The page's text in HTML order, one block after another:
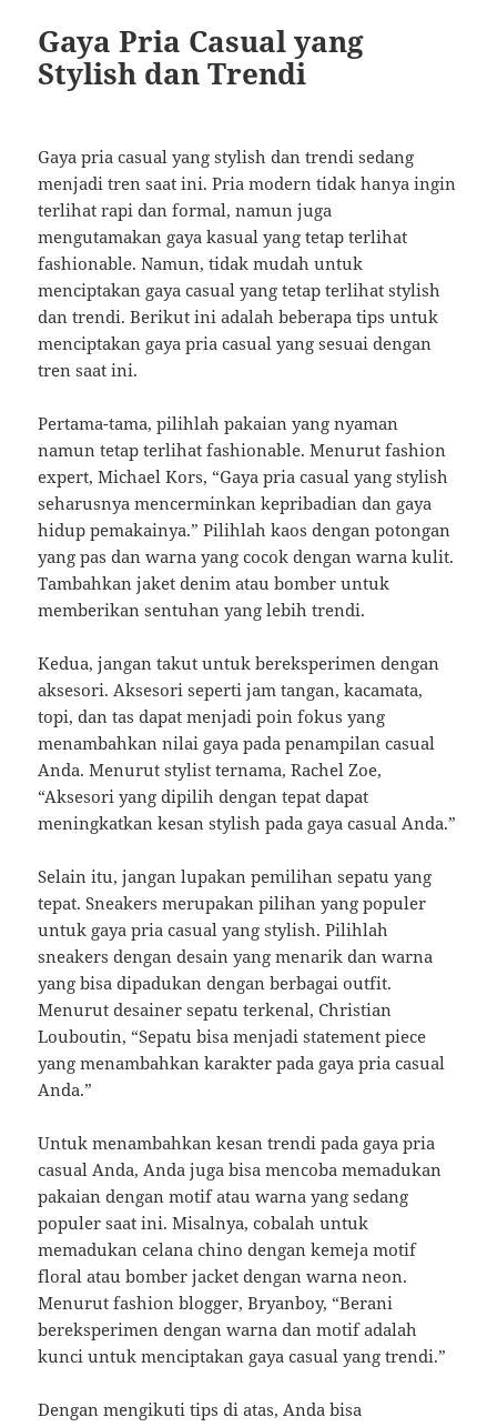
Gaya Pria Casual yang
Stylish dan Trendi
Gaya pria casual yang stylish dan trendi sedang
menjadi tren saat ini. Pria modern tidak hanya ingin
terlihat rapi dan formal, namun juga
mengutamakan gaya kasual yang tetap terlihat
fashionable. Namun, tidak mudah untuk
menciptakan gaya casual yang tetap terlihat stylish
dan trendi. Berikut ini adalah beberapa tips untuk
menciptakan gaya pria casual yang sesuai dengan
tren saat ini.
Pertama-tama, pilihlah pakaian yang nyaman
namun tetap terlihat fashionable. Menurut fashion
expert, Michael Kors, “Gaya pria casual yang stylish
seharusnya mencerminkan kepribadian dan gaya
hidup pemakainya.” Pilihlah kaos dengan potongan
yang pas dan warna yang cocok dengan warna kulit.
Tambahkan jaket denim atau bomber untuk
memberikan sentuhan yang lebih trendi.
Kedua, jangan takut untuk bereksperimen dengan
aksesori. Aksesori seperti jam tangan, kacamata,
topi, dan tas dapat menjadi poin fokus yang
menambahkan nilai gaya pada penampilan casual
Anda. Menurut stylist ternama, Rachel Zoe,
“Aksesori yang dipilih dengan tepat dapat
meningkatkan kesan stylish pada gaya casual Anda.”
Selain itu, jangan lupakan pemilihan sepatu yang
tepat. Sneakers merupakan pilihan yang populer
untuk gaya pria casual yang stylish. Pilihlah
sneakers dengan desain yang menarik dan warna
yang bisa dipadukan dengan berbagai outfit.
Menurut desainer sepatu terkenal, Christian
Louboutin, “Sepatu bisa menjadi statement piece
yang menambahkan karakter pada gaya pria casual
Anda.”
Untuk menambahkan kesan trendi pada gaya pria
casual Anda, Anda juga bisa mencoba memadukan
pakaian dengan motif atau warna yang sedang
populer saat ini. Misalnya, cobalah untuk
memadukan celana chino dengan kemeja motif
floral atau bomber jacket dengan warna neon.
Menurut fashion blogger, Bryanboy, “Berani
bereksperimen dengan warna dan motif adalah
kunci untuk menciptakan gaya casual yang trendi.”
Dengan mengikuti tips di atas, Anda bisa